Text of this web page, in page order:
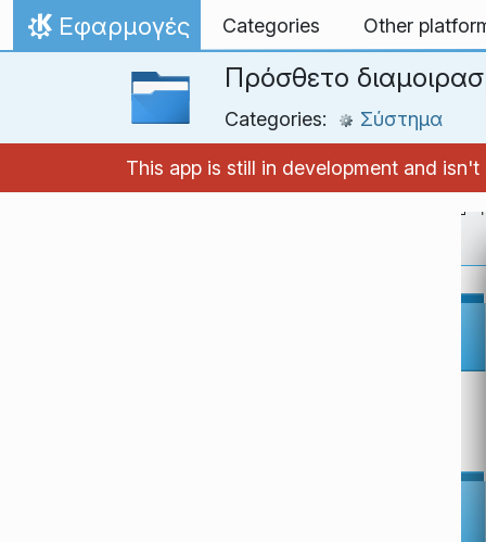
Skip to content
Home
Εφαρμογές Categories Other
Πρόσθετο
Categories: Σύστημα
This app is still in development and